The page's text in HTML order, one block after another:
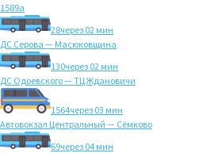
1589а
28через 02 мин
ДС Серова — Масюковщина
130через 02 мин
ДС Одоевского — ТЦ Ждановичи
1564через 03 мин
Автовокзал Центральный — Сёмково
69через 04 мин